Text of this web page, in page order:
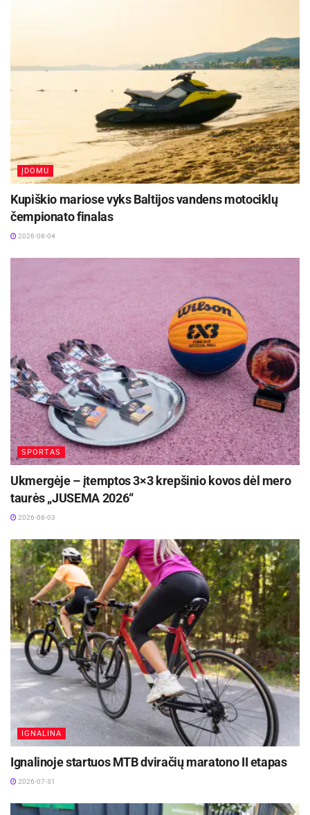
ĮDOMU
Kupiškio mariose vyks Baltijos vandens motociklų
čempionato finalas
2026-08-04
SPORTAS
Ukmergėje – įtemptos 3×3 krepšinio kovos dėl mero
taurės „JUSEMA 2026“
2026-08-03
IGNALINA
Ignalinoje startuos MTB dviračių maratono II etapas
2026-07-31